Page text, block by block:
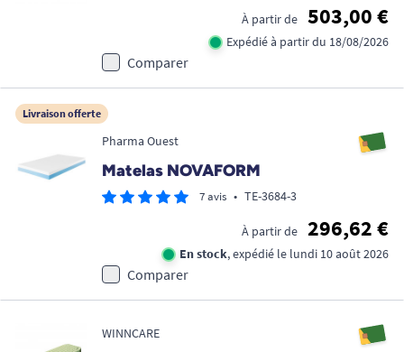
À partir de
503,00 €
Expédié à partir du 18/08/2026
Comparer
Livraison offerte
Pharma Ouest
Matelas NOVAFORM
7 avis • TE-3684-3
À partir de 296,62 €
En stock, expédié le lundi 10 août 2026
Comparer
WINNCARE